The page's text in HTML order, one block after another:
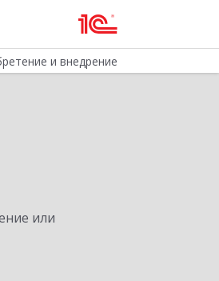
и внедрение
или